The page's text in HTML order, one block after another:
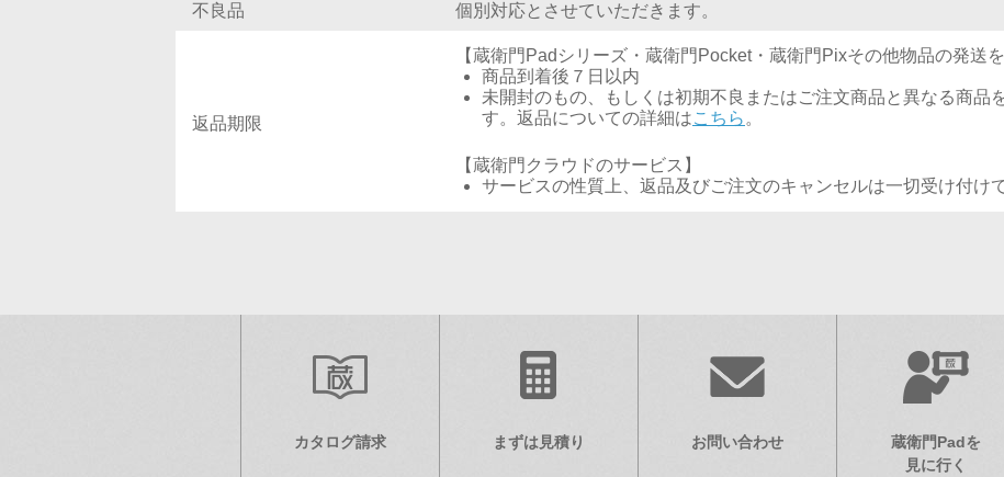
不良品 個別対応とさせていただきます。
返品期限
【蔵衛門Padシリーズ・蔵衛門Pocket・蔵衛門Pixその他物品の発送を
商品到着後７日以内
未開封のもの、もしくは初期不良またはご注文商品と異なる商品
す。返品についての詳細はこちら 。
【蔵衛門クラウドのサービス】
サービスの性質上、返品及びご注文のキャンセルは一切受け付け
カタログ請求 まずは見積り お問い合わせ
蔵衛門Padを
見に行く